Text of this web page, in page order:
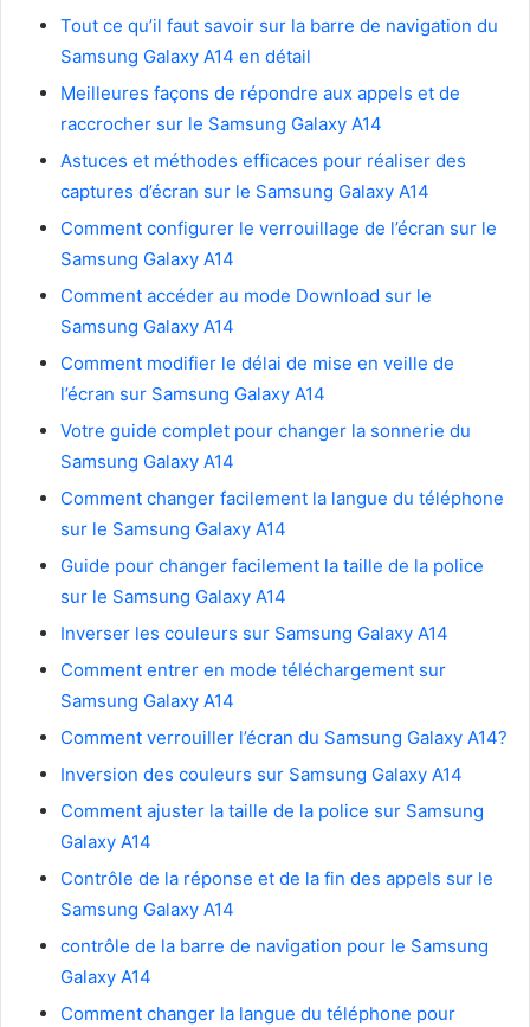
Tout ce qu’il faut savoir sur la barre de navigation du
Samsung Galaxy A14 en détail
Meilleures façons de répondre aux appels et de
raccrocher sur le Samsung Galaxy A14
Astuces et méthodes efficaces pour réaliser des
captures d’écran sur le Samsung Galaxy A14
Comment configurer le verrouillage de l’écran sur le
Samsung Galaxy A14
Comment accéder au mode Download sur le
Samsung Galaxy A14
Comment modifier le délai de mise en veille de
l’écran sur Samsung Galaxy A14
Votre guide complet pour changer la sonnerie du
Samsung Galaxy A14
Comment changer facilement la langue du téléphone
sur le Samsung Galaxy A14
Guide pour changer facilement la taille de la police
sur le Samsung Galaxy A14
Inverser les couleurs sur Samsung Galaxy A14
Comment entrer en mode téléchargement sur
Samsung Galaxy A14
Comment verrouiller l’écran du Samsung Galaxy A14?
Inversion des couleurs sur Samsung Galaxy A14
Comment ajuster la taille de la police sur Samsung
Galaxy A14
Contrôle de la réponse et de la fin des appels sur le
Samsung Galaxy A14
contrôle de la barre de navigation pour le Samsung
Galaxy A14
Comment changer la langue du téléphone pour